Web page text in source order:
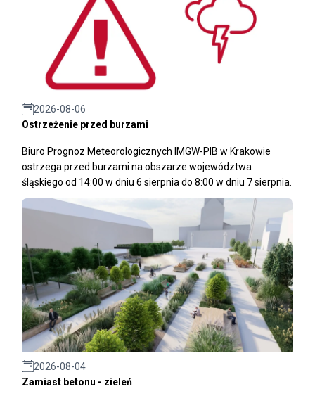
2026-08-06
Ostrzeżenie przed burzami
Biuro Prognoz Meteorologicznych IMGW-PIB w Krakowie
ostrzega przed burzami na obszarze województwa
śląskiego od 14:00 w dniu 6 sierpnia do 8:00 w dniu 7 sierpnia.
2026-08-04
Zamiast betonu - zieleń